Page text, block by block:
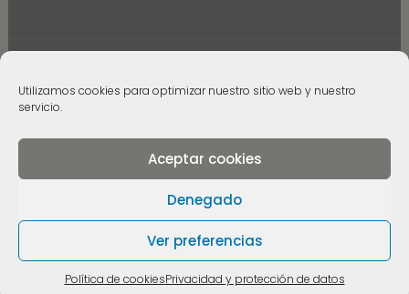
Utilizamos cookies para optimizar nuestro sitio web y nuestro
servicio.
Aceptar cookies
Denegado
Ver preferencias
Política de cookiesPrivacidad y protección de datos